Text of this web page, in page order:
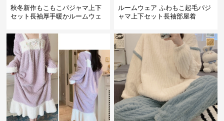
秋冬新作もこもこパジャマ上下
セット長袖厚手暖かルームウェ
ルームウェア ふわもこ起毛パジ
ャマ上下セット長袖部屋着